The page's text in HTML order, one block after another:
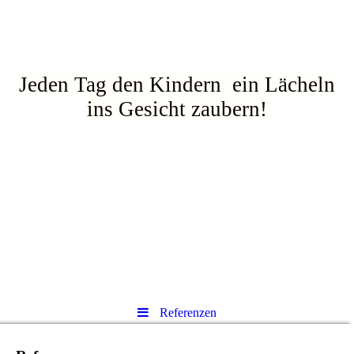
Jeden Tag den Kindern ein Lächeln
ins Gesicht zaubern!
Referenzen